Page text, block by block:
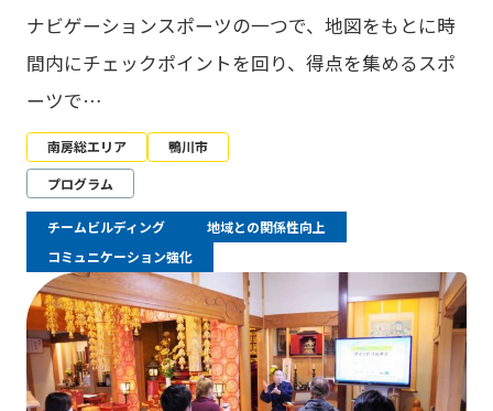
ナビゲーションスポーツの一つで、地図をもとに時
間内にチェックポイントを回り、得点を集めるスポ
ーツで…
南房総エリア
鴨川市
プログラム
チームビルディング
地域との関係性向上
コミュニケーション強化